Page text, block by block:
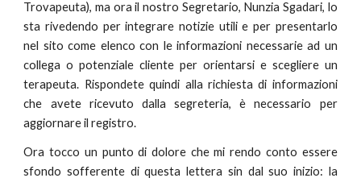
Trovapeuta), ma ora il nostro Segretario, Nunzia Sgadari, lo
sta rivedendo per integrare notizie utili e per presentarlo
nel sito come elenco con le informazioni necessarie ad un
collega o potenziale cliente per orientarsi e scegliere un
terapeuta. Rispondete quindi alla richiesta di informazioni
che avete ricevuto dalla segreteria, è necessario per
aggiornare il registro.
Ora tocco un punto di dolore che mi rendo conto essere
sfondo sofferente di questa lettera sin dal suo inizio: la